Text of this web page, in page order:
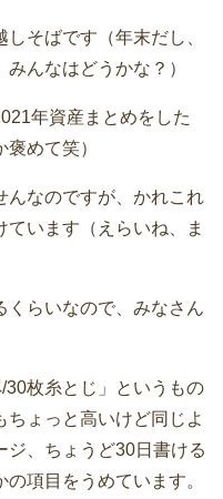
そばです（年末だし、
んなはどうかな？）
年資産まとめをした
めて笑）
んなのですが、かれこれ
います（えらいね、ま
くらいなので、みなさん
30枚糸とじ」というもの
ちょっと高いけど同じよ
ジ、ちょうど30日書ける
項目をうめています。